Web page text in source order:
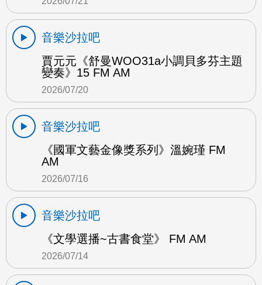
音樂沙拉吧
賈元元《舒曼WOO31a小調貝多芬主題
變奏》15 FM AM
2026/07/20
音樂沙拉吧
《國軍文藝金像獎系列》溫婉瑾 FM
AM
2026/07/16
音樂沙拉吧
《文學選播~古書食堂》 FM AM
2026/07/14